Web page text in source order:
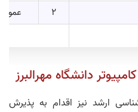
2
دانشگاه مهرالبرز
ارشد نیز اقدام به پذیرش